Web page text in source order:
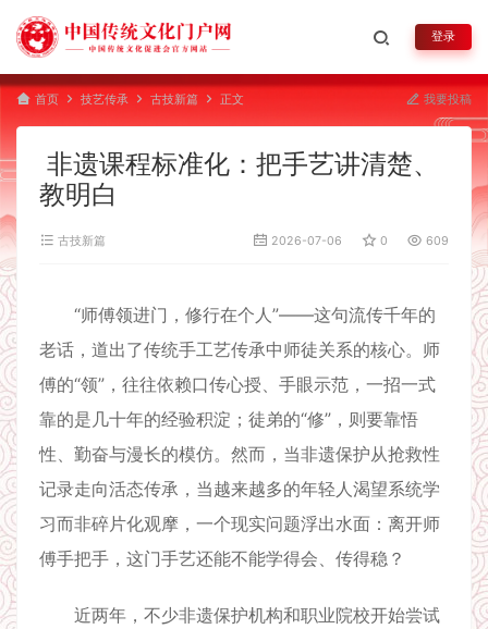
登录
首页 技艺传承 古技新篇 正文 我要投稿
非遗课程标准化：把手艺讲清楚、
教明白
古技新篇 2026-07-06 0 609
“师傅领进门，修行在个人”——这句流传千年的
老话，道出了传统手工艺传承中师徒关系的核心。师
傅的“领”，往往依赖口传心授、手眼示范，一招一式
靠的是几十年的经验积淀；徒弟的“修”，则要靠悟
性、勤奋与漫长的模仿。然而，当非遗保护从抢救性
记录走向活态传承，当越来越多的年轻人渴望系统学
习而非碎片化观摩，一个现实问题浮出水面：离开师
傅手把手，这门手艺还能不能学得会、传得稳？
近两年，不少非遗保护机构和职业院校开始尝试